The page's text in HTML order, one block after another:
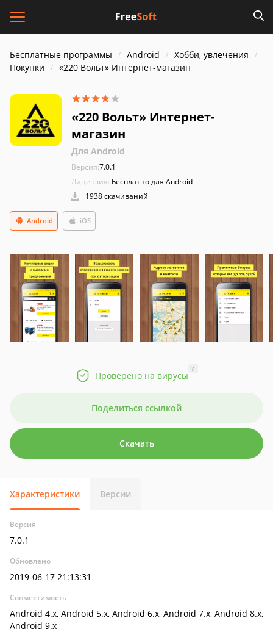
Бесплатные программы Android
Хобби, увлечения
Покупки
«220 Вольт» Интернет-магазин
«220 Вольт» Интернет-
магазин
Для Android
Версия:7.0.1
Лицензия: Бесплатно для Android
1938 скачиваний
Android iOS
Проверено на вирусы
?
Поделиться ссылкой
Скачать
Характеристики Версии
Версия
7.0.1
Обновлено
2019-06-17 21:13:31
Совместимость
Android 4.x, Android 5.x, Android 6.x, Android 7.x, Android 8.x,
Android 9.x